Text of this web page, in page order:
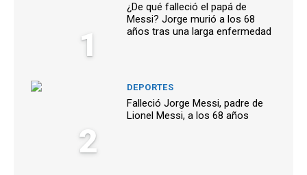
1
¿De qué falleció el papá de
Messi? Jorge murió a los 68
años tras una larga enfermedad
2
DEPORTES
Falleció Jorge Messi, padre de
Lionel Messi, a los 68 años